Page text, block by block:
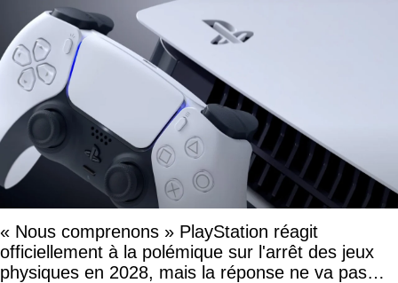
« Nous comprenons » PlayStation réagit
officiellement à la polémique sur l'arrêt des jeux
physiques en 2028, mais la réponse ne va pas